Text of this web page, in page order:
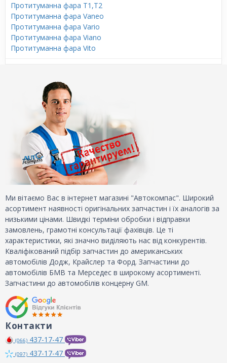
Протитуманна фара T1,T2
Протитуманна фара Vaneo
Протитуманна фара Vario
Протитуманна фара Viano
Протитуманна фара Vito
Ми вітаємо Вас в інтернет магазині "Автокомпас". Широкий
асортимент наявності оригінальних запчастин і їх аналогів за
низькими цінами. Швидкі терміни обробки і відправки
замовлень, грамотні консультації фахівців. Це ті
характеристики, які значно виділяють нас від конкурентів.
Кваліфікований підбір запчастин до американських
автомобілів Додж, Крайслер та Форд. Запчастини до
автомобілів БМВ та Мерседес в широкому асортименті.
Запчастини до автомобілів концерну GM.
Контакти
(066) 437-17-47
(097) 437-17-47